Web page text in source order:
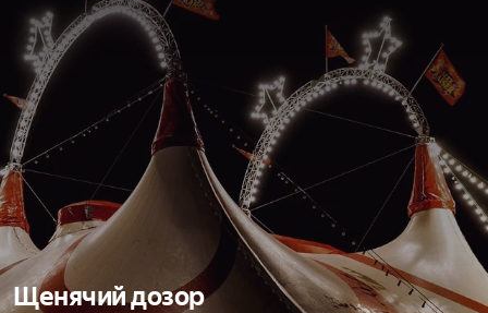
Щенячий дозор